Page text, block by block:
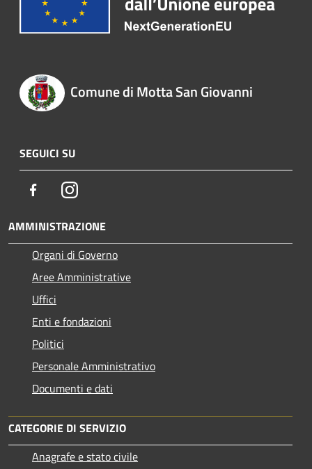
Comune di Motta San Giovanni
SEGUICI SU
FacebookInstagram
AMMINISTRAZIONE
Organi di Governo
Aree Amministrative
Uffici
Enti e fondazioni
Politici
Personale Amministrativo
Documenti e dati
CATEGORIE DI SERVIZIO
Anagrafe e stato civile